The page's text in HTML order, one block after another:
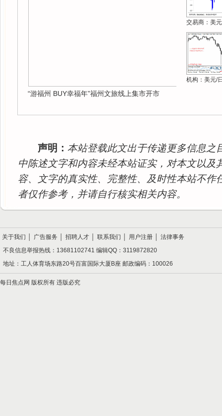
“游福州 BUY幸福年”福州文旅线上集市开市
交易商：美
机构：美元/
声明： 本站登载此文出于传递更多信息之
中陈述文字和内容未经本站证实，对本文以及
容、文字的真实性、完整性、及时性本站不作
者仅作参考，并请自行核实相关内容。
关于我们 广告服务 招聘人才 联系我们 用户注册
法律事务
不良信息举报热线：13681102741 编辑QQ：3119872820
地址：工人体育场东路20号百富国际大厦B座 邮政编码：100026
每日焦点网 版权所有 违版必究